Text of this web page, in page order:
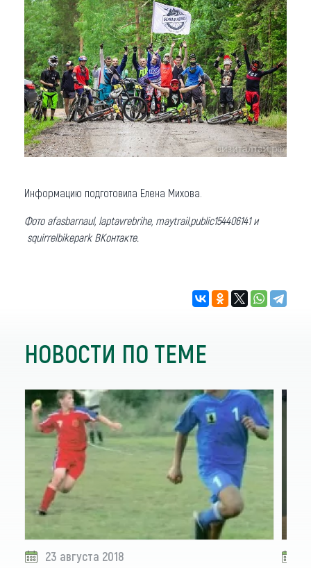
Информацию подготовила Елена Михова.
Фото afasbarnaul, laptavrebrihe, maytrail,public154406141 и
squirrelbikepark ВКонтакте.
НОВОСТИ ПО ТЕМЕ
23 августа 2018